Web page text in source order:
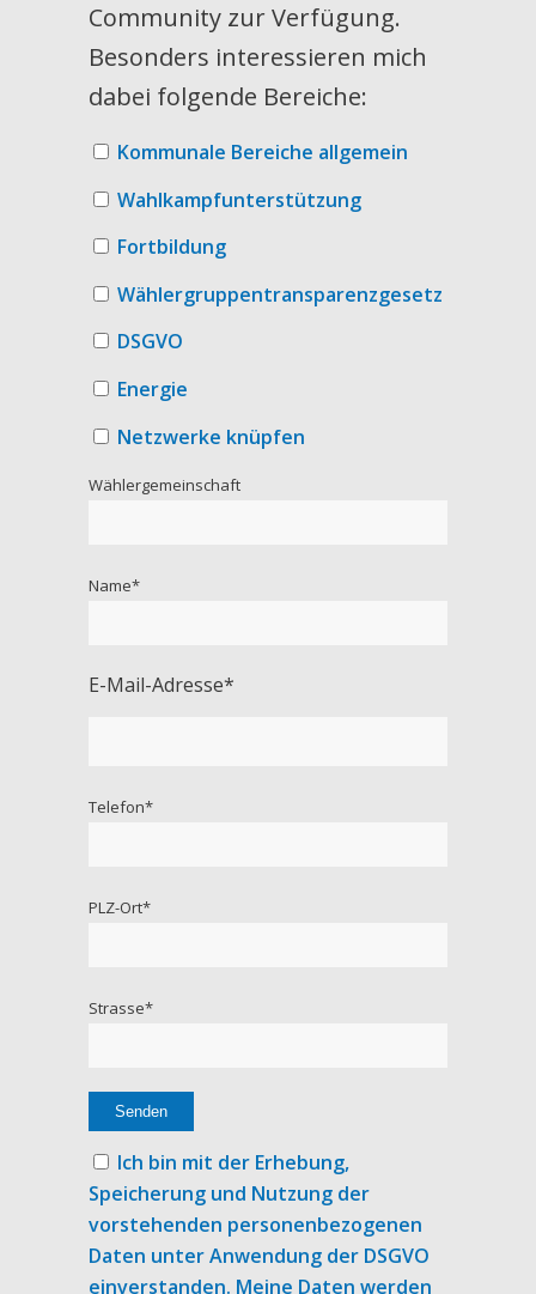
Community zur Verfügung.
Besonders interessieren mich
dabei folgende Bereiche:
Kommunale Bereiche allgemein
Wahlkampfunterstützung
Fortbildung
Wählergruppentransparenzgesetz
DSGVO
Energie
Netzwerke knüpfen
Wählergemeinschaft
Name*
E-Mail-Adresse*
Telefon*
PLZ-Ort*
Strasse*
Ich bin mit der Erhebung,
Speicherung und Nutzung der
vorstehenden personenbezogenen
Daten unter Anwendung der DSGVO
einverstanden. Meine Daten werden